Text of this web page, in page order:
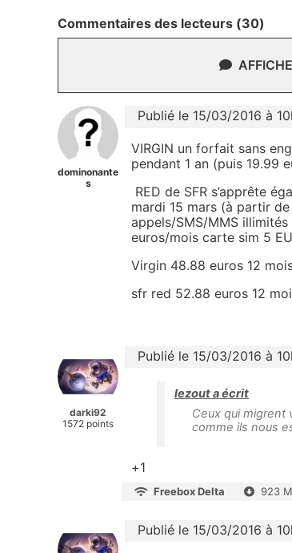
Commentaires des lecteurs (30)
dominonante
s
Publié le 15/03/2016 à
VIRGIN un forfait sans
pendant 1 an (puis 19.99
RED de SFR s’apprête
mardi 15 mars (à partir
appels/SMS/MMS
euros/mois carte sim 5
Virgin 48.88 euros 12
sfr red 52.88 euros 12
darki92
1572 points
Publié le 15/03/2016 à
lezout a écrit
Ceux qui migrent
comme ils nous
+1
Freebox Delta 923
Publié le 15/03/2016 à